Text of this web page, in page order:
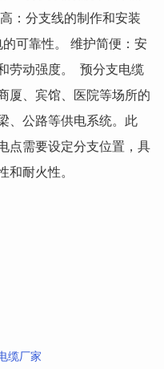
：分支线的制作和安装
可靠性。 维护简便：安
劳动强度。 预分支电缆
厦、宾馆、医院等场所的
、公路等供电系统。此
点需要设定分支位置，具
和耐火性。
缆厂家